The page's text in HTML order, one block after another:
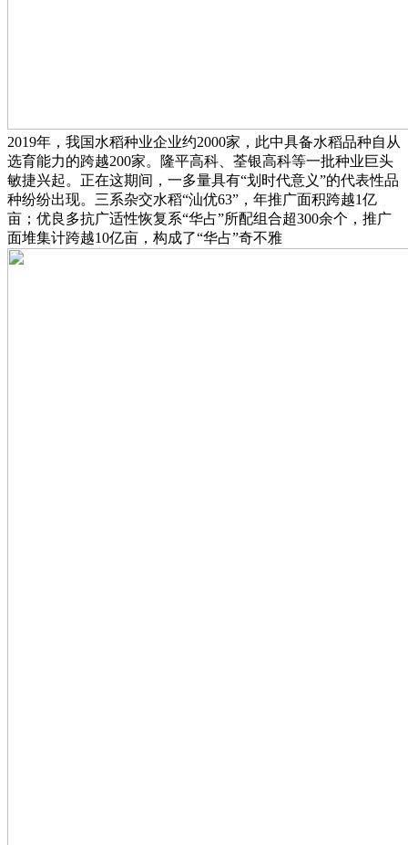
2019年，我国水稻种业企业约2000家，此中具备水稻品种自从
选育能力的跨越200家。隆平高科、荃银高科等一批种业巨头
敏捷兴起。正在这期间，一多量具有“划时代意义”的代表性品
种纷纷出现。三系杂交水稻“汕优63”，年推广面积跨越1亿
亩；优良多抗广适性恢复系“华占”所配组合超300余个，推广
面堆集计跨越10亿亩，构成了“华占”奇不雅